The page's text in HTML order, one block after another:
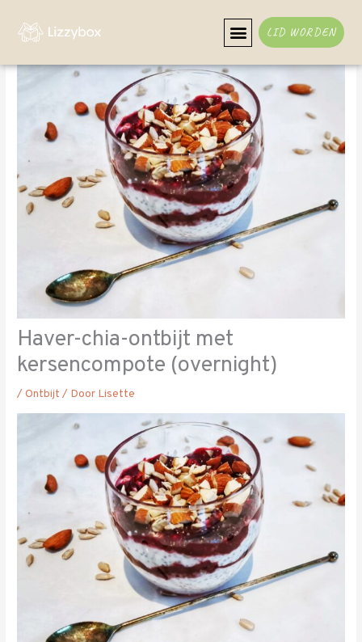
naar
inhoud
LID WORDEN
Haver-chia-ontbijt met
kersencompote (overnight)
/Ontbijt / Door Lisette